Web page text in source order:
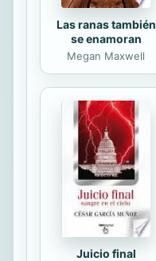
Las ranas también
se enamoran
Megan Maxwell
Juicio final